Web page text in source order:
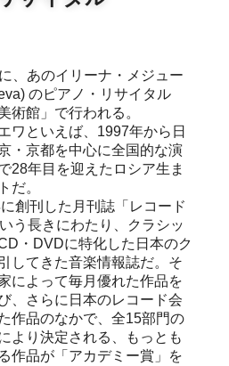
のピアノ・リサイタル
術館」で行われる。
ワといえば、1997年から日
・京都を中心に全国的な演
28年目を迎えたロシア生ま
だ。
創刊した月刊誌「レコード
う長きにわたり、クラシッ
・DVDに特化した日本のク
してきた音楽情報誌だ。そ
によって毎月優れた作品を
、さらに日本のレコード会
作品のなかで、全15部門の
より決定される、もっとも
作品が「アカデミー賞」を